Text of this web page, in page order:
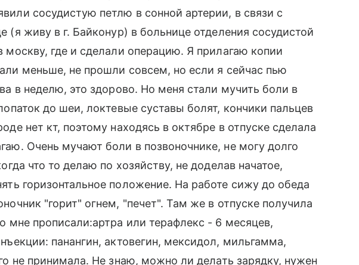
сосудистую петлю в сонной артерии, в связи с
(я живу в г. Байконур) в больнице отделения сосудистой
москву, где и сделали операцию. Я прилагаю копии
меньше, не прошли совсем, но если я сейчас пью
в неделю, это здорово. Но меня стали мучить боли в
до шеи, локтевые суставы болят, кончики пальцев
нет кт, поэтому находясь в октябре в отпуске сделала
Очень мучают боли в позвоночнике, не могу долго
что то делаю по хозяйству, не доделав начатое,
горизонтальное положение. На работе сижу до обеда
"горит" огнем, "печет". Там же в отпуске получила
мне прописали:артра или терафлекс - 6 месяцев,
панангин, актовегин, мексидол, мильгамма,
не принимала. Не знаю, можно ли делать зарядку, нужен